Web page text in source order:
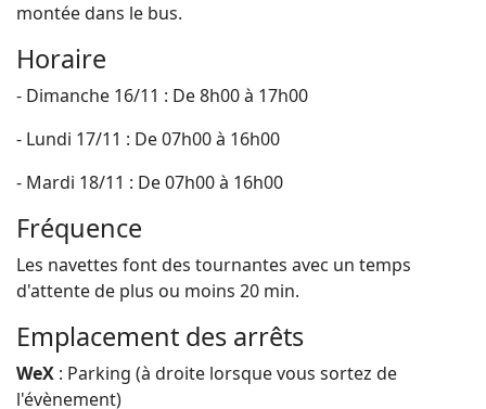
montée dans le bus.
Horaire
- Dimanche 16/11 : De 8h00 à 17h00
- Lundi 17/11 : De 07h00 à 16h00
- Mardi 18/11 : De 07h00 à 16h00
Fréquence
Les navettes font des tournantes avec un temps
d'attente de plus ou moins 20 min.
Emplacement des arrêts
WeX : Parking (à droite lorsque vous sortez de
l'évènement)